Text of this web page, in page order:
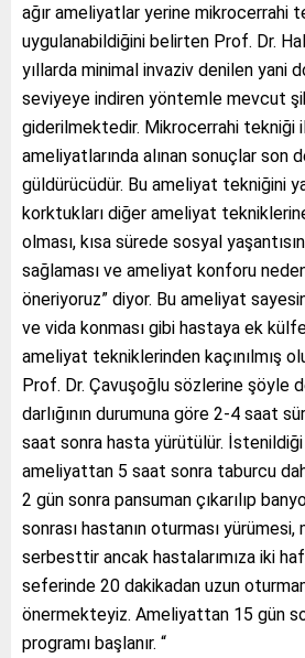
ağır ameliyatlar yerine mikrocerrahi
uygulanabildiğini belirten Prof. Dr.
yıllarda minimal invaziv denilen yani
seviyeye indiren yöntemle mevcut
giderilmektedir. Mikrocerrahi tekniği
ameliyatlarında alınan sonuçlar son
güldürücüdür. Bu ameliyat tekniğini
korktukları diğer ameliyat
olması, kısa sürede sosyal
sağlaması ve ameliyat konforu
öneriyoruz” diyor. Bu ameliyat
ve vida konması gibi hastaya ek
ameliyat tekniklerinden kaçınılmış
Prof. Dr. Çavuşoğlu sözlerine şöyle
darlığının durumuna göre 2-4 saat
saat sonra hasta yürütülür.
ameliyattan 5 saat sonra taburcu
2 gün sonra pansuman çıkarılıp
sonrası hastanın oturması yürümesi,
serbesttir ancak hastalarımıza iki
seferinde 20 dakikadan uzun
önermekteyiz. Ameliyattan 15 gün
programı başlanır. “